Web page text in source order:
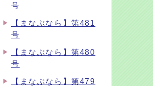
号
【まなぶなら】第481
号
【まなぶなら】第480
号
【まなぶなら】第479